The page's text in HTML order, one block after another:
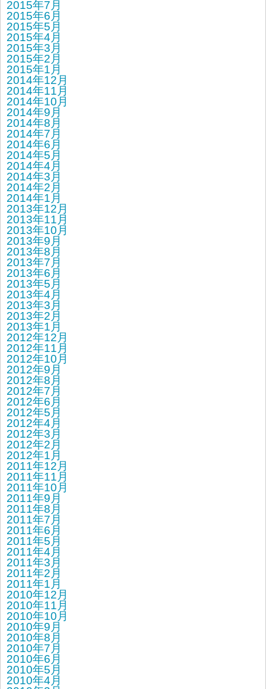
2015年7月
2015年6月
2015年5月
2015年4月
2015年3月
2015年2月
2015年1月
2014年12月
2014年11月
2014年10月
2014年9月
2014年8月
2014年7月
2014年6月
2014年5月
2014年4月
2014年3月
2014年2月
2014年1月
2013年12月
2013年11月
2013年10月
2013年9月
2013年8月
2013年7月
2013年6月
2013年5月
2013年4月
2013年3月
2013年2月
2013年1月
2012年12月
2012年11月
2012年10月
2012年9月
2012年8月
2012年7月
2012年6月
2012年5月
2012年4月
2012年3月
2012年2月
2012年1月
2011年12月
2011年11月
2011年10月
2011年9月
2011年8月
2011年7月
2011年6月
2011年5月
2011年4月
2011年3月
2011年2月
2011年1月
2010年12月
2010年11月
2010年10月
2010年9月
2010年8月
2010年7月
2010年6月
2010年5月
2010年4月